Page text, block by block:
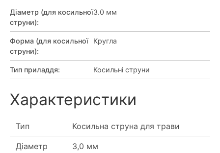
Діаметр (для косильної
струни):
3.0 мм
Форма (для косильної
струни):
Кругла
Тип приладдя: Косильні струни
Характеристики
Тип Косильна струна для трави
Діаметр 3,0 мм